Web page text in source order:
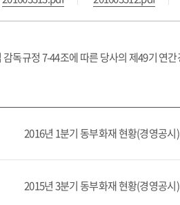
감독규정 7-44조에 따른 당사의 제49기 연
2016년 1분기 동부화재 현황(경영공시)
2015년 3분기 동부화재 현황(경영공시)